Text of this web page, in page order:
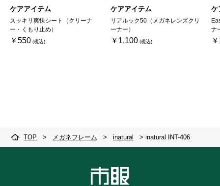
ケアアイテム
スッキリ爽快シート（クリーナ
ー・くもり止め）
￥550
ケアアイテム
リアルック50（メガネレンズクリ
ーナー）
￥1,100
ケ
ナ
TOP > メガネフレーム > inatural > inatural INT-406